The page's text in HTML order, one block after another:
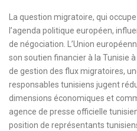
La question migratoire, qui
l’agenda politique européen,
de négociation. L’Union
son soutien financier à la Tunisie
de gestion des flux migratoires,
responsables tunisiens jugent
dimensions économiques et
agence de presse officielle
position de représentants